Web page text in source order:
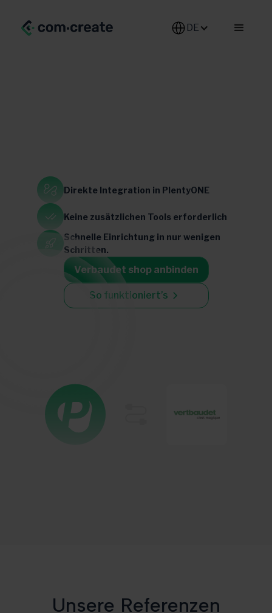
Deutschland Österreich Belgien Frankreich Portugal
DE-DE
Direkte Integration in PlentyONE
Keine zusätzlichen Tools erforderlich
Schnelle Einrichtung in nur wenigen
Schritten.
Verbaudet shop anbinden
So funktioniert’s
Unsere Referenzen